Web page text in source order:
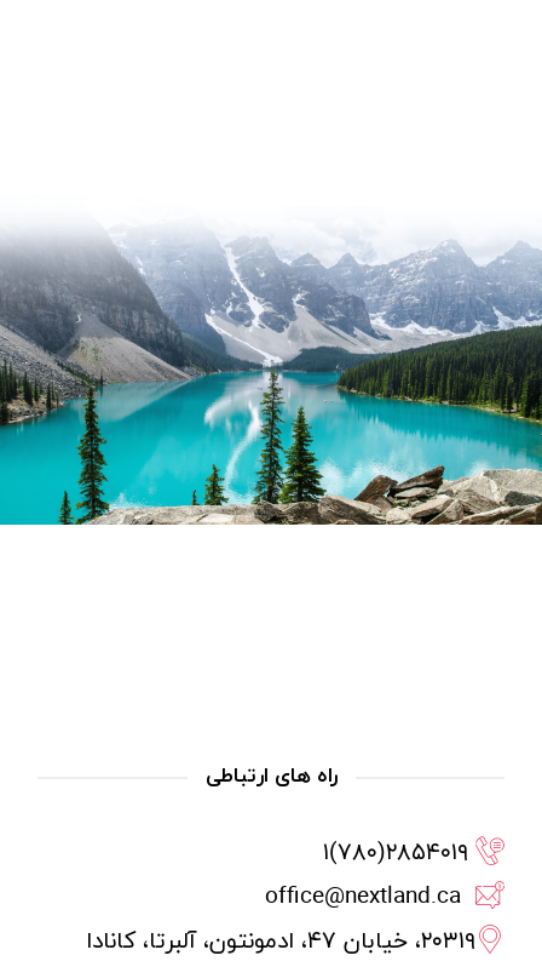
راه های ارتباطی
office@nextland.ca
۲۰۳۱۹، خیابان ۴۷، ادمونتون، آلبرتا، کانادا